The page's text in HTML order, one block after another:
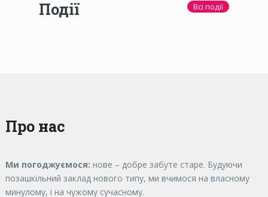
Події Всі події
Про нас
Ми погоджуємося: нове – добре забуте старе. Будуючи
позашкільний заклад нового типу, ми вчимося на власному
минулому, і на чужому сучасному.